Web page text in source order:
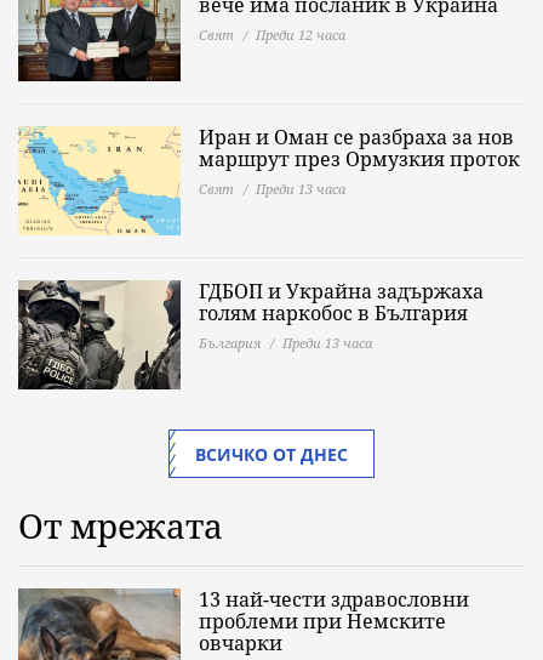
Свят Преди 12 часа
Иран и Оман се разбраха за нов
маршрут през Ормузкия проток
Свят Преди 13 часа
ГДБОП и Украйна задържаха
голям наркобос в България
България Преди 13 часа
ВСИЧКО ОТ ДНЕС
От мрежата
13 най-чести здравословни
проблеми при Немските
овчарки